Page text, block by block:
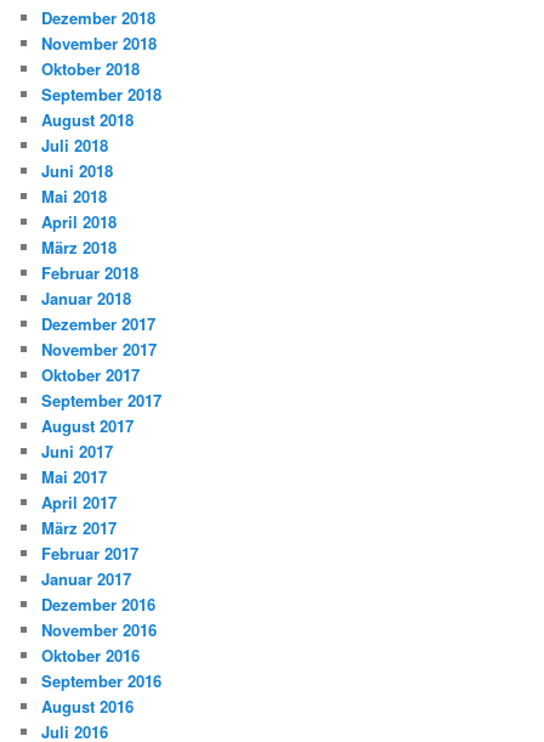
Dezember 2018
November 2018
Oktober 2018
September 2018
August 2018
Juli 2018
Juni 2018
Mai 2018
April 2018
März 2018
Februar 2018
Januar 2018
Dezember 2017
November 2017
Oktober 2017
September 2017
August 2017
Juni 2017
Mai 2017
April 2017
März 2017
Februar 2017
Januar 2017
Dezember 2016
November 2016
Oktober 2016
September 2016
August 2016
Juli 2016